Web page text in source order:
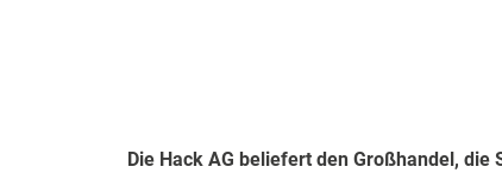
Die Hack AG beliefert den Großhandel,